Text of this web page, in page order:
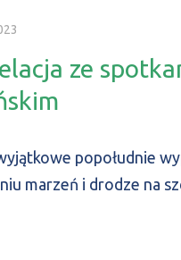
ze
popołudnie
marzeń i drodze na